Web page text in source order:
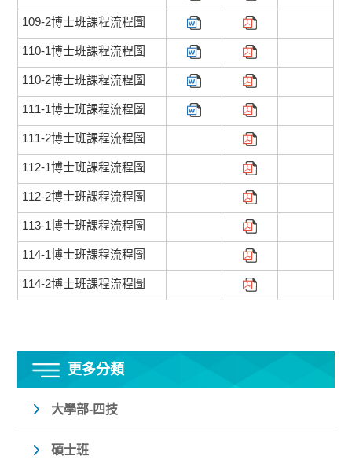
109-2博士班課程流程圖
110-1博士班課程流程圖
110-2博士班課程流程圖
111-1博士班課程流程圖
111-2博士班課程流程圖
112-1博士班課程流程圖
112-2博士班課程流程圖
113-1博士班課程流程圖
114-1博士班課程流程圖
114-2博士班課程流程圖
更多分類
大學部-四技
碩士班